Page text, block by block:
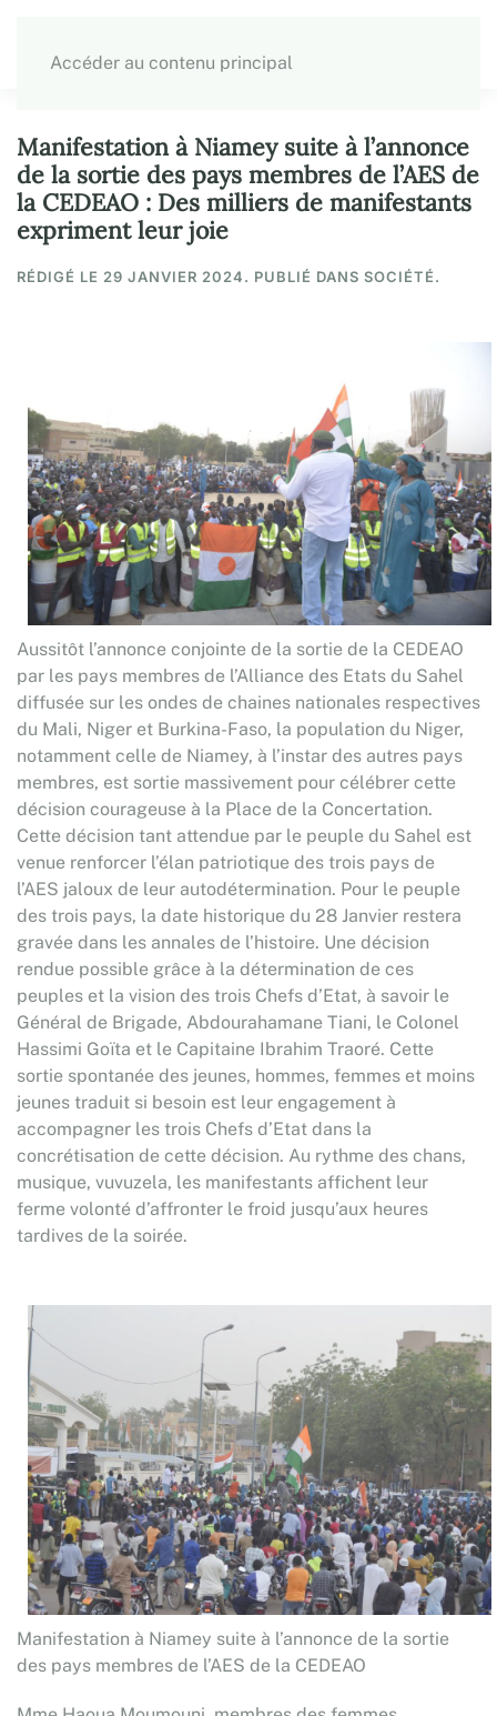
Accéder au contenu principal
Manifestation à Niamey suite à l’annonce
de la sortie des pays membres de l’AES de
la CEDEAO : Des milliers de manifestants
expriment leur joie
RÉDIGÉ LE 29 JANVIER 2024. PUBLIÉ DANS SOCIÉTÉ.
Aussitôt l’annonce conjointe de la sortie de la CEDEAO
par les pays membres de l’Alliance des Etats du Sahel
diffusée sur les ondes de chaines nationales respectives
du Mali, Niger et Burkina-Faso, la population du Niger,
notamment celle de Niamey, à l’instar des autres pays
membres, est sortie massivement pour célébrer cette
décision courageuse à la Place de la Concertation.
Cette décision tant attendue par le peuple du Sahel est
venue renforcer l’élan patriotique des trois pays de
l’AES jaloux de leur autodétermination. Pour le peuple
des trois pays, la date historique du 28 Janvier restera
gravée dans les annales de l’histoire. Une décision
rendue possible grâce à la détermination de ces
peuples et la vision des trois Chefs d’Etat, à savoir le
Général de Brigade, Abdourahamane Tiani, le Colonel
Hassimi Goïta et le Capitaine Ibrahim Traoré. Cette
sortie spontanée des jeunes, hommes, femmes et moins
jeunes traduit si besoin est leur engagement à
accompagner les trois Chefs d’Etat dans la
concrétisation de cette décision. Au rythme des chans,
musique, vuvuzela, les manifestants affichent leur
ferme volonté d’affronter le froid jusqu’aux heures
tardives de la soirée.
Manifestation à Niamey suite à l’annonce de la sortie
des pays membres de l’AES de la CEDEAO